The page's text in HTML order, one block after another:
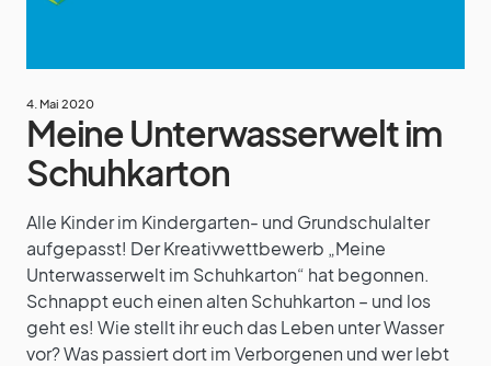
4. Mai 2020
Meine Unterwasserwelt im
Schuhkarton
Alle Kinder im Kindergarten- und Grundschulalter
aufgepasst! Der Kreativwettbewerb „Meine
Unterwasserwelt im Schuhkarton“ hat begonnen.
Schnappt euch einen alten Schuhkarton – und los
geht es! Wie stellt ihr euch das Leben unter Wasser
vor? Was passiert dort im Verborgenen und wer lebt